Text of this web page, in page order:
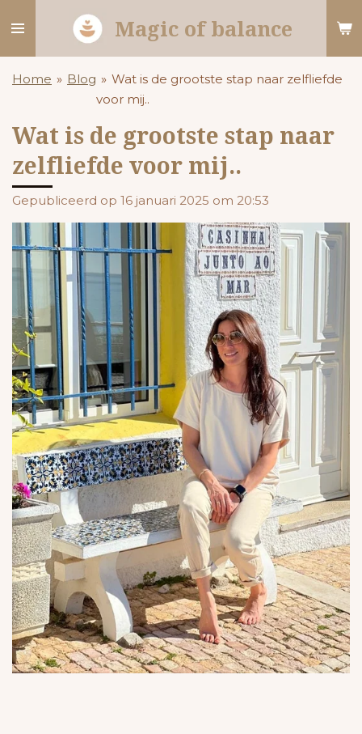
direct
naar
de
Magic of balance
Home » Blog » Wat is de grootste stap naar zelfliefde
voor mij..
Wat is de grootste stap naar
zelfliefde voor mij..
Gepubliceerd op 16 januari 2025 om 20:53